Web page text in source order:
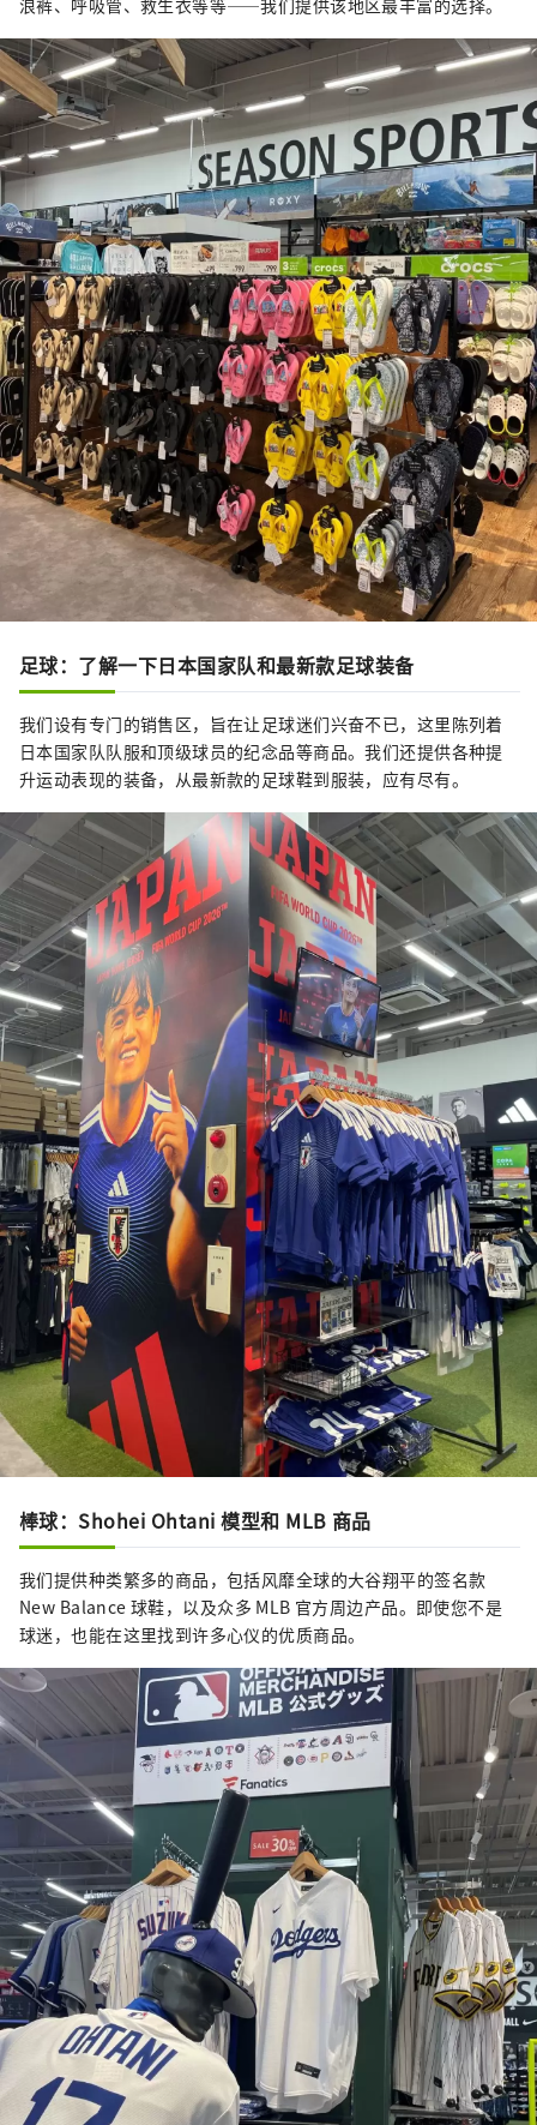
浪裤、呼吸管、救生衣等等——我们提供该地区最丰富的选择。
足球：了解一下日本国家队和最新款足球装备
我们设有专门的销售区，旨在让足球迷们兴奋不已，这里陈列着
日本国家队队服和顶级球员的纪念品等商品。我们还提供各种提
升运动表现的装备，从最新款的足球鞋到服装，应有尽有。
棒球：Shohei Ohtani 模型和 MLB 商品
我们提供种类繁多的商品，包括风靡全球的大谷翔平的签名款
New Balance 球鞋，以及众多 MLB 官方周边产品。即使您不是
球迷，也能在这里找到许多心仪的优质商品。